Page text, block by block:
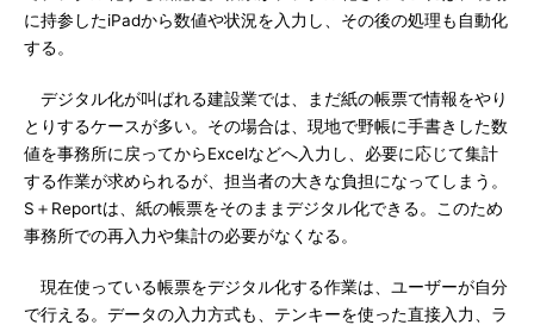
に持参したiPadから数値や状況を入力し、その後の処理も自動化
する。
デジタル化が叫ばれる建設業では、まだ紙の帳票で情報をやり
とりするケースが多い。その場合は、現地で野帳に手書きした数
値を事務所に戻ってからExcelなどへ入力し、必要に応じて集計
する作業が求められるが、担当者の大きな負担になってしまう。
S＋Reportは、紙の帳票をそのままデジタル化できる。このため
事務所での再入力や集計の必要がなくなる。
現在使っている帳票をデジタル化する作業は、ユーザーが自分
で行える。データの入力方式も、テンキーを使った直接入力、ラ